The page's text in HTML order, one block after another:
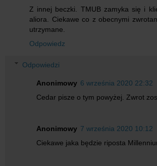
Z innej beczki. TMUB zamyka się i
aliora. Ciekawe co z obecnymi
utrzymane.
Odpowiedz
Odpowiedzi
Anonimowy 6 września 2020 22:32
Cedar pisze o tym powyżej. Zwrot
Anonimowy 7 września 2020 10:12
Ciekawe jaka będzie riposta